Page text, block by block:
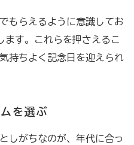
もらえるように意識してお
ます。これらを押さえるこ
持ちよく記念日を迎えられ
を選ぶ
しがちなのが、年代に合っ